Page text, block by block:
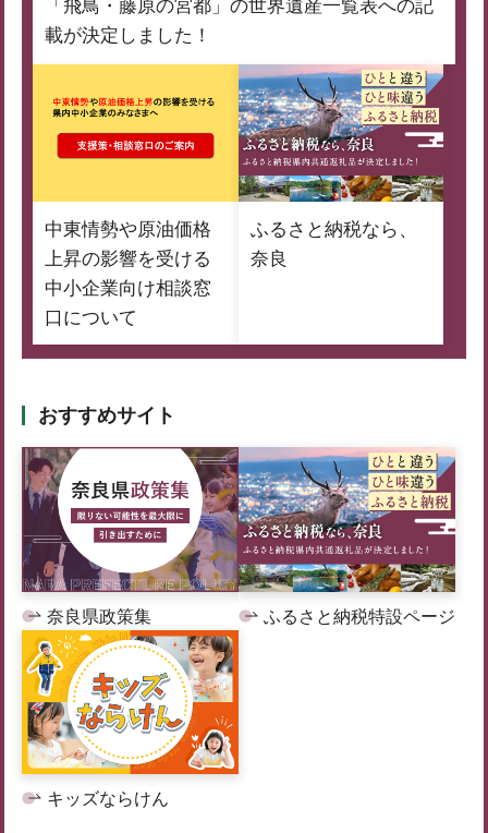
「飛鳥・藤原の宮都」の世界遺産一覧表への記
載が決定しました！
中東情勢や原油価格
上昇の影響を受ける
中小企業向け相談窓
口について
ふるさと納税なら、
奈良
おすすめサイト
奈良県政策集 ふるさと納税特設ページ
キッズならけん